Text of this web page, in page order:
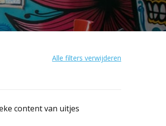
Alle filters verwijderen
content van uitjes